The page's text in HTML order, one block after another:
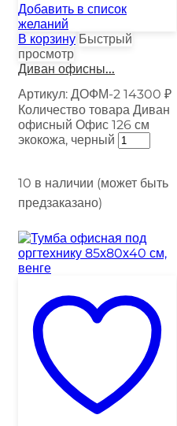
Добавить в список
желаний
В корзину Быстрый
просмотр
Диван офисны...
Артикул: ДОФМ-2 14300 ₽
Количество товара Диван
офисный Офис 126 см
экокожа, черный
10 в наличии (может быть
предзаказано)